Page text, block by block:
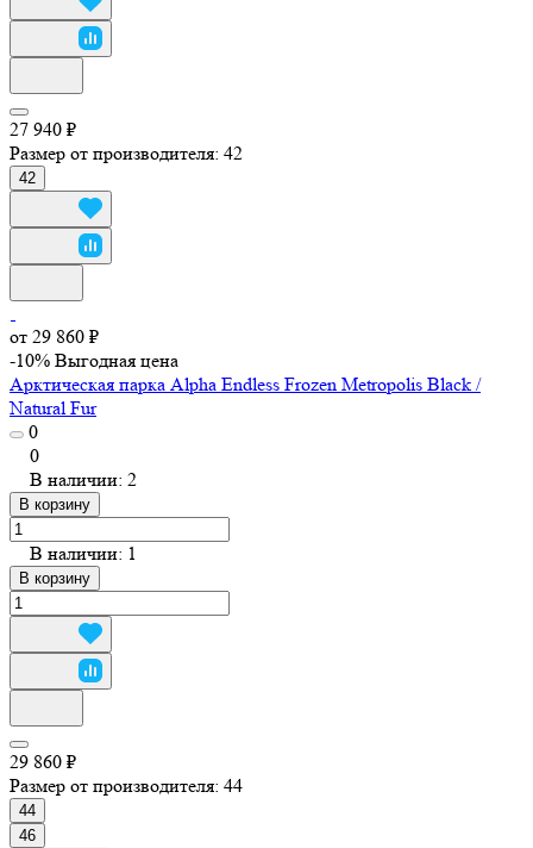
27 940 ₽
Размер от производителя: 42
42
от 29 860 ₽
-10% Выгодная цена
Арктическая парка Alpha Endless Frozen Metropolis Black /
Natural Fur
0
0
В наличии: 2
В корзину
В наличии: 1
В корзину
29 860 ₽
Размер от производителя: 44
44
46